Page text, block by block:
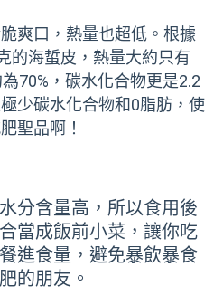
爽口，熱量也超低。根據
的海蜇皮，熱量大約只有
70%，碳水化合物更是2.2
少碳水化合物和0脂肪，使
聖品啊！
分含量高，所以食用後
當成飯前小菜，讓你吃
進食量，避免暴飲暴食
的朋友。